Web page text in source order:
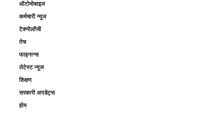
ऑटोमोबाइल
कर्मचारी न्युज
टेक्नोलॉजी
तेच
फाइनान्स
लेटेस्ट न्युज
शिक्षण
सरकारी अपडेट्स
होम